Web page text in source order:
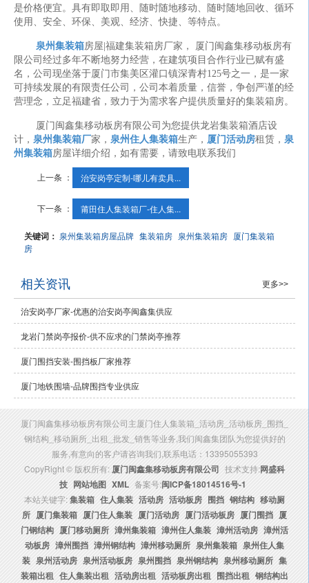
是价格便宜。具有即取即用、随时随地移动、随时随地回收、循环
使用、安全、环保、美观、经济、快捷、等特点。
泉州集装箱房屋|福建集装箱房厂家， 厦门闽鑫集移动板房有
限公司经过多年不断地努力经营，在建筑项目合作行业已赋有盛
名，公司现坐落于厦门市集美区灌口镇深青村125号之一，是一家
可持续发展的有限责任公司，公司本着质量，信誉，争创严谨的经
营理念，立足福建省，致力于为需求客户提供质量好的集装箱房。
厦门闽鑫集移动板房有限公司为您提供龙岩集装箱酒店设
计， 泉州集装箱厂家， 泉州住人集装箱生产， 厦门活动房租赁， 泉
州集装箱房屋详细介绍，如有需要，请致电联系我们
上一条 ： 治安岗亭定制-哪儿有卖具...
下一条 ： 莆田住人集装箱厂-住人集...
关键词： 泉州集装箱房屋品牌 集装箱房 泉州集装箱房 厦门集装箱
房
相关资讯 更多>>
治安岗亭厂家-优惠的治安岗亭闽鑫集供应
龙岩门禁岗亭报价-供不应求的门禁岗亭推荐
厦门围挡安装-围挡板厂家推荐
厦门地铁围墙-品牌围挡专业供应
厦门闽鑫集移动板房有限公司主厦门住人集装箱_活动房_活动板房_围挡_
钢结构_移动厕所_出租_批发_销售等业务,我们闽鑫集团队为您提供好的
服务,有意向的客户请咨询我们,联系电话：13395055393
CopyRight © 版权所有: 厦门闽鑫集移动板房有限公司 技术支持:网盛科
技 网站地图 XML 备案号:闽ICP备18014516号-1
本站关键字:集装箱 住人集装 活动房 活动板房 围挡 钢结构 移动厕
所 厦门集装箱 厦门住人集装 厦门活动房 厦门活动板房 厦门围挡 厦
门钢结构 厦门移动厕所 漳州集装箱 漳州住人集装 漳州活动房 漳州活
动板房 漳州围挡 漳州钢结构 漳州移动厕所 泉州集装箱 泉州住人集
装 泉州活动房 泉州活动板房 泉州围挡 泉州钢结构 泉州移动厕所 集
装箱出租 住人集装出租 活动房出租 活动板房出租 围挡出租 钢结构出